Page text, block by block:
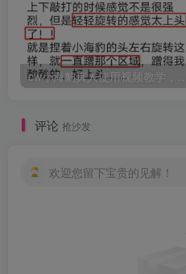
cw小海豹真人使用视频教学，小海豹到底咋用？
评论 抢沙发
欢迎您留下宝贵的见解！